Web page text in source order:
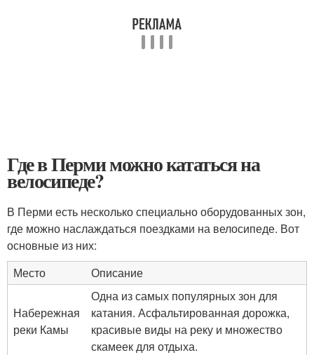
Где в Перми можно кататься на
велосипеде?
В Перми есть несколько специально оборудованных зон,
где можно наслаждаться поездками на велосипеде. Вот
основные из них:
Место
Описание
Набережная
реки Камы
Одна из самых популярных зон для
катания. Асфальтированная дорожка,
красивые виды на реку и множество
скамеек для отдыха.